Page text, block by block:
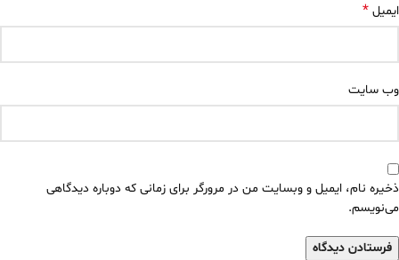
ایمیل *
وب‌ سایت
ذخیره نام، ایمیل و وبسایت من در مرورگر برای زمانی که دوباره دیدگاهی
می‌نویسم.